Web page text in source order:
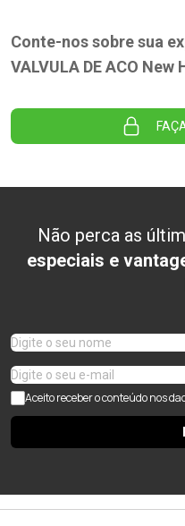
Conte-nos sobre sua
VALVULA DE ACO
Não perca as
especiais e
Aceito receber o conteúdo nos